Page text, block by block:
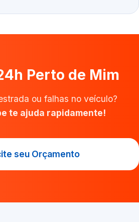
Perto de Mim
ou falhas no veículo?
te ajuda rapidamente!
seu Orçamento